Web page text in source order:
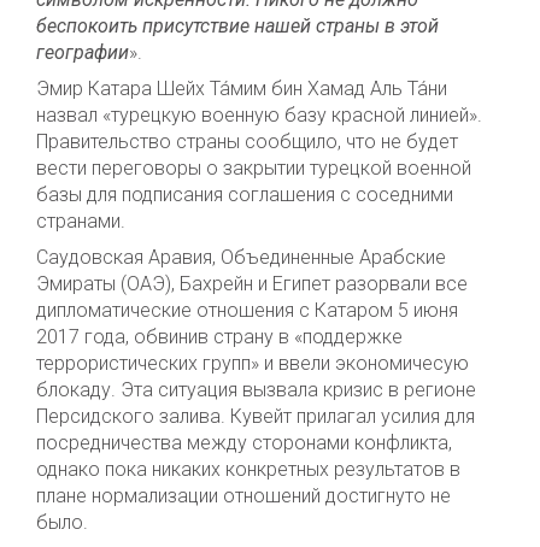
беспокоить присутствие нашей страны в этой
географии».
Эмир Катара Шейх Та́мим бин Хамад Аль Та́ни
назвал «турецкую военную базу красной линией».
Правительство страны сообщило, что не будет
вести переговоры о закрытии турецкой военной
базы для подписания соглашения с соседними
странами.
Саудовская Аравия, Объединенные Арабские
Эмираты (ОАЭ), Бахрейн и Египет разорвали все
дипломатические отношения с Катаром 5 июня
2017 года, обвинив страну в «поддержке
террористических групп» и ввели экономичесую
блокаду. Эта ситуация вызвала кризис в регионе
Персидского залива. Кувейт прилагал усилия для
посредничества между сторонами конфликта,
однако пока никаких конкретных результатов в
плане нормализации отношений достигнуто не
было.